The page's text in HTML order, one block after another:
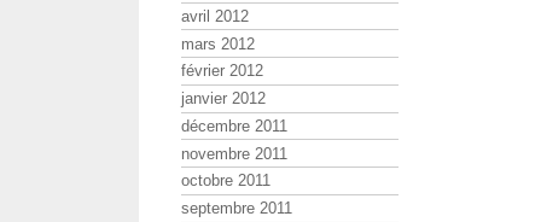
avril 2012
mars 2012
février 2012
janvier 2012
décembre 2011
novembre 2011
octobre 2011
septembre 2011